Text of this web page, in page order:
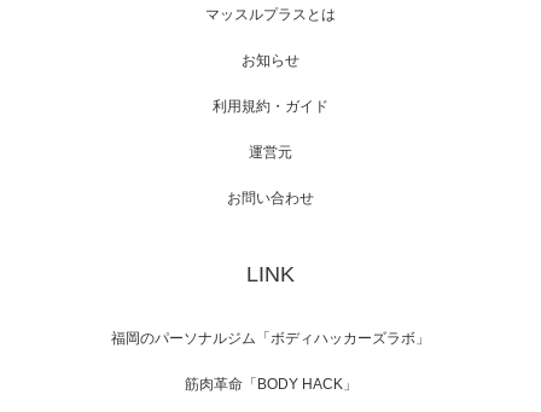
映画「メカバース」舞台挨拶へマッスルプラ
【TV】NHK BS「COOL JAPAN 」にてマッス
「ねとらぼ」さんに…
マッスルプラスとは
お知らせ
利用規約・ガイド
運営元
お問い合わせ
LINK
福岡のパーソナルジム「ボディハッカーズラボ」
筋肉革命「BODY HACK」